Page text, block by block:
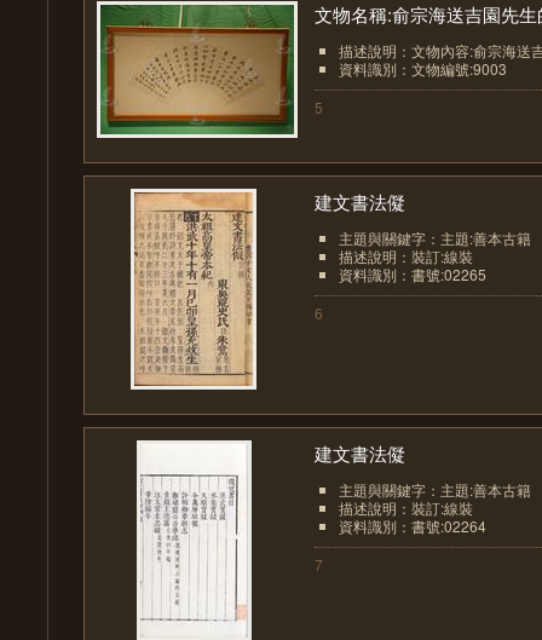
文物名稱:俞宗海送吉園先生
描述說明：文物內容:俞宗海送
資料識別：文物編號:9003
5
建文書法儗
主題與關鍵字：主題:善本古籍
描述說明：裝訂:線裝
資料識別：書號:02265
6
建文書法儗
主題與關鍵字：主題:善本古籍
描述說明：裝訂:線裝
資料識別：書號:02264
7